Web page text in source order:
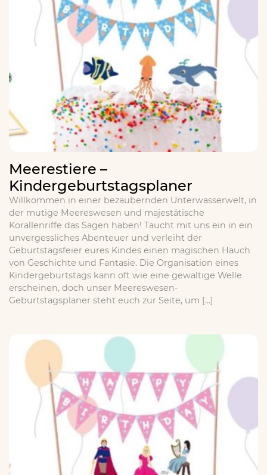
Meerestiere –
Kindergeburtstagsplaner
Willkommen in einer bezaubernden Unterwasserwelt, in
der mutige Meereswesen und majestätische
Korallenriffe das Sagen haben! Taucht mit uns ein in ein
unvergessliches Abenteuer und verleiht der
Geburtstagsfeier eures Kindes einen magischen Hauch
von Geschichte und Fantasie. Die Organisation eines
Kindergeburtstags kann oft wie eine gewaltige Welle
erscheinen, doch unser Meereswesen-
Geburtstagsplaner steht euch zur Seite, um […]